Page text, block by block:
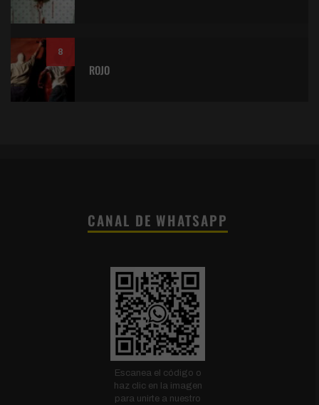
8
ROJO
CANAL DE WHATSAPP
Escanea el código o
haz clic en la imagen
para unirte a nuestro